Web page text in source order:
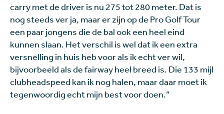
carry met de driver is nu 275 tot 280 meter. Dat is
nog steeds ver ja, maar er zijn op de Pro Golf Tour
een paar jongens die de bal ook een heel eind
kunnen slaan. Het verschil is wel dat ik een extra
versnelling in huis heb voor als ik echt ver wil,
bijvoorbeeld als de fairway heel breed is. Die 133 mijl
clubheadspeed kan ik nog halen, maar daar moet ik
tegenwoordig echt mijn best voor doen.”